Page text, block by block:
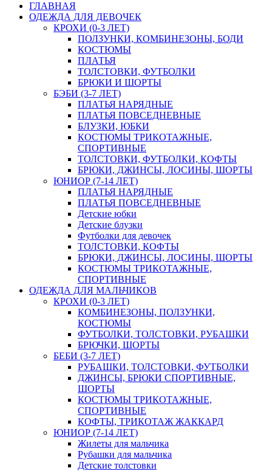
ГЛАВНАЯ
ОДЕЖДА ДЛЯ ДЕВОЧЕК
КРОХИ (0-3 ЛЕТ)
ПОЛЗУНКИ, КОМБИНЕЗОНЫ, БОДИ
КОСТЮМЫ
ПЛАТЬЯ
ТОЛСТОВКИ, ФУТБОЛКИ
БРЮКИ И ШОРТЫ
БЭБИ (3-7 ЛЕТ)
ПЛАТЬЯ НАРЯДНЫЕ
ПЛАТЬЯ ПОВСЕДНЕВНЫЕ
БЛУЗКИ, ЮБКИ
КОСТЮМЫ ТРИКОТАЖНЫЕ,
СПОРТИВНЫЕ
ТОЛСТОВКИ, ФУТБОЛКИ, КОФТЫ
БРЮКИ, ДЖИНСЫ, ЛОСИНЫ, ШОРТЫ
ЮНИОР (7-14 ЛЕТ)
ПЛАТЬЯ НАРЯДНЫЕ
ПЛАТЬЯ ПОВСЕДНЕВНЫЕ
Детские юбки
Детские блузки
Футболки для девочек
ТОЛСТОВКИ, КОФТЫ
БРЮКИ, ДЖИНСЫ, ЛОСИНЫ, ШОРТЫ
КОСТЮМЫ ТРИКОТАЖНЫЕ,
СПОРТИВНЫЕ
ОДЕЖДА ДЛЯ МАЛЬЧИКОВ
КРОХИ (0-3 ЛЕТ)
КОМБИНЕЗОНЫ, ПОЛЗУНКИ,
КОСТЮМЫ
ФУТБОЛКИ, ТОЛСТОВКИ, РУБАШКИ
БРЮЧКИ, ШОРТЫ
БЕБИ (3-7 ЛЕТ)
РУБАШКИ, ТОЛСТОВКИ, ФУТБОЛКИ
ДЖИНСЫ, БРЮКИ СПОРТИВНЫЕ,
ШОРТЫ
КОСТЮМЫ ТРИКОТАЖНЫЕ,
СПОРТИВНЫЕ
КОФТЫ, ТРИКОТАЖ ЖАККАРД
ЮНИОР (7-14 ЛЕТ)
Жилеты для мальчика
Рубашки для мальчика
Детские толстовки